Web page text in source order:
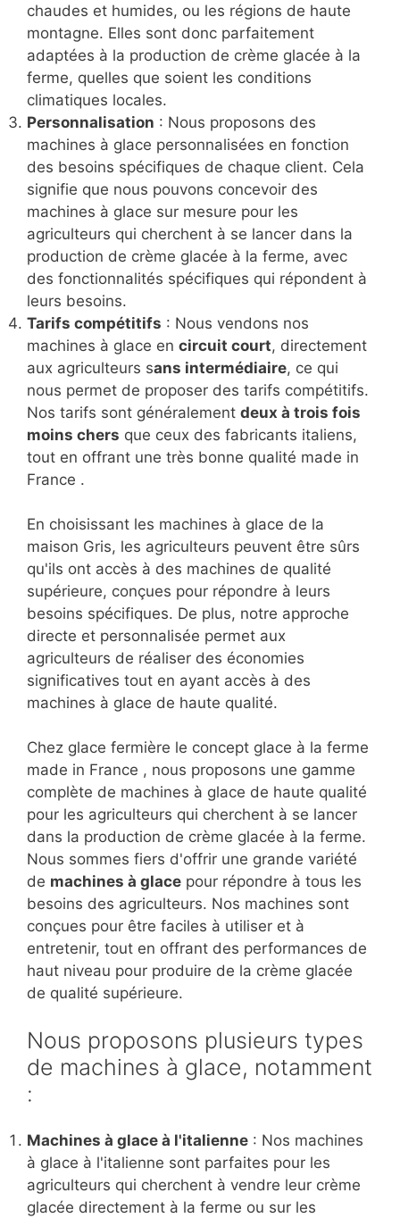
chaudes et humides, ou les régions de haute
montagne. Elles sont donc parfaitement
adaptées à la production de crème glacée à la
ferme, quelles que soient les conditions
climatiques locales.
Personnalisation : Nous proposons des
machines à glace personnalisées en fonction
des besoins spécifiques de chaque client. Cela
signifie que nous pouvons concevoir des
machines à glace sur mesure pour les
agriculteurs qui cherchent à se lancer dans la
production de crème glacée à la ferme, avec
des fonctionnalités spécifiques qui répondent à
leurs besoins.
Tarifs compétitifs : Nous vendons nos
machines à glace en circuit court, directement
aux agriculteurs sans intermédiaire, ce qui
nous permet de proposer des tarifs compétitifs.
Nos tarifs sont généralement deux à trois fois
moins chers que ceux des fabricants italiens,
tout en offrant une très bonne qualité made in
France .
En choisissant les machines à glace de la
maison Gris, les agriculteurs peuvent être sûrs
qu'ils ont accès à des machines de qualité
supérieure, conçues pour répondre à leurs
besoins spécifiques. De plus, notre approche
directe et personnalisée permet aux
agriculteurs de réaliser des économies
significatives tout en ayant accès à des
machines à glace de haute qualité.
Chez glace fermière le concept glace à la ferme
made in France , nous proposons une gamme
complète de machines à glace de haute qualité
pour les agriculteurs qui cherchent à se lancer
dans la production de crème glacée à la ferme.
Nous sommes fiers d'offrir une grande variété
de machines à glace pour répondre à tous les
besoins des agriculteurs. Nos machines sont
conçues pour être faciles à utiliser et à
entretenir, tout en offrant des performances de
haut niveau pour produire de la crème glacée
de qualité supérieure.
Nous proposons plusieurs types
de machines à glace, notamment
:
Machines à glace à l'italienne : Nos machines
à glace à l'italienne sont parfaites pour les
agriculteurs qui cherchent à vendre leur crème
glacée directement à la ferme ou sur les